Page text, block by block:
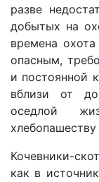
разве
добытых на
времена
опасным,
и постоянной
вблизи от
оседлой
Кочевники-
как в